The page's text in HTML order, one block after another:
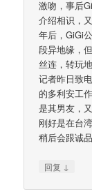
激吻，事后
介绍相识，
年后，GiGi
段异地缘，
丝连，转玩地
记者昨日致
的多利安工
是其男友，
刚好是在台
稍后会跟诚
回复 ↓